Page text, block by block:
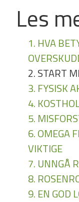
Les
1. HVA
2. START
3. FYSISK
4.
5.
6. OMEGA
VIKTIGE
7. UNNGÅ
8.
9. EN GOD